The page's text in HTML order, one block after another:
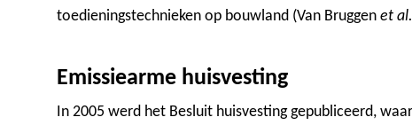
toedieningstechnieken op bouwland (Van Bruggen et
Emissiearme huisvesting
In 2005 werd het Besluit huisvesting gepubliceerd,